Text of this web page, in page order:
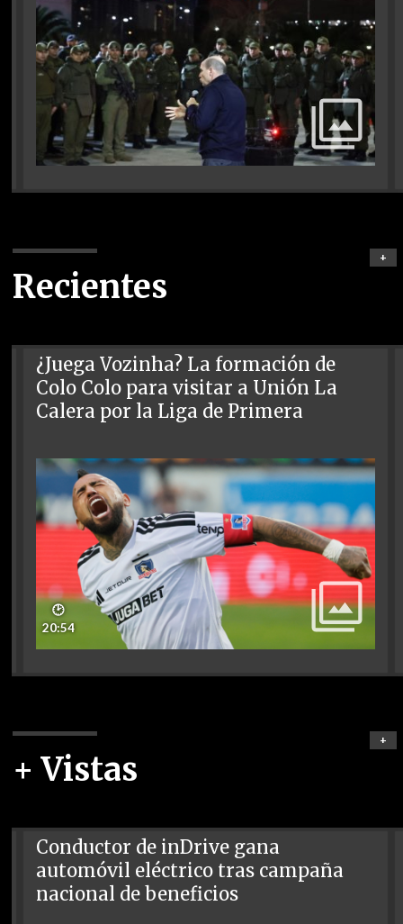
Recientes
+
¿Juega Vozinha? La formación de
Colo Colo para visitar a Unión La
Calera por la Liga de Primera
🕑
20:54
+ Vistas
+
Conductor de inDrive gana
automóvil eléctrico tras campaña
nacional de beneficios